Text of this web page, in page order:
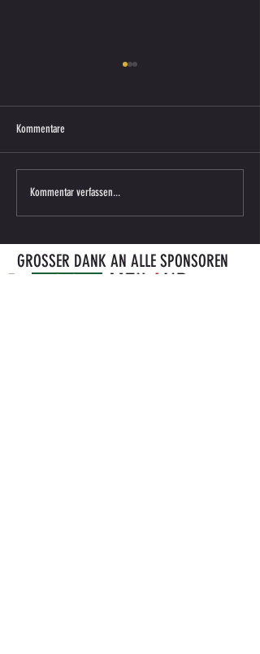
U10 im Meisterschafts-Einsatz beim
FC Grossklein
Kommentare
Kommentar verfassen...
GROSSER DANK AN ALLE SPONSOREN